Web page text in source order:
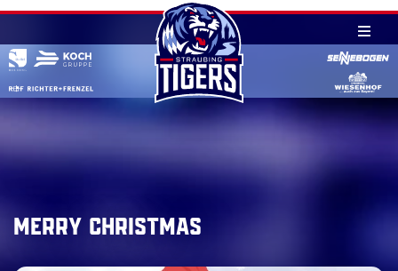
Skip
content
Merry Christmas